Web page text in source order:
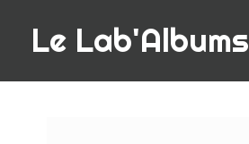
contenuLe Lab'Albums